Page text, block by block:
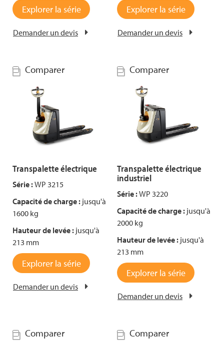
Explorer la série
Demander un devis
Explorer la série
Demander un devis
Comparer
Transpalette électrique
Série :WP 3215
Capacité de charge : jusqu'à
1600 kg
Hauteur de levée : jusqu'à
213 mm
Explorer la série
Demander un devis
Comparer
Transpalette électrique
industriel
Série :WP 3220
Capacité de charge : jusqu'à
2000 kg
Hauteur de levée : jusqu'à
213 mm
Explorer la série
Demander un devis
Comparer Comparer